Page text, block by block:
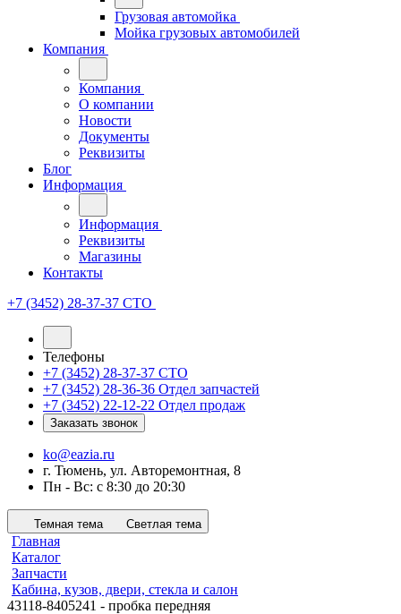
Грузовая автомойка
Мойка грузовых автомобилей
Компания
Компания
О компании
Новости
Документы
Реквизиты
Блог
Информация
Информация
Реквизиты
Магазины
Контакты
+7 (3452) 28-37-37 СТО
Телефоны
+7 (3452) 28-37-37 СТО
+7 (3452) 28-36-36 Отдел запчастей
+7 (3452) 22-12-22 Отдел продаж
Заказать звонок
ko@eazia.ru
г. Тюмень, ул. Авторемонтная, 8
Пн - Вс: с 8:30 до 20:30
Темная тема Светлая тема
Главная
Каталог
Запчасти
Кабина, кузов, двери, стекла и салон
43118-8405241 - пробка передняя